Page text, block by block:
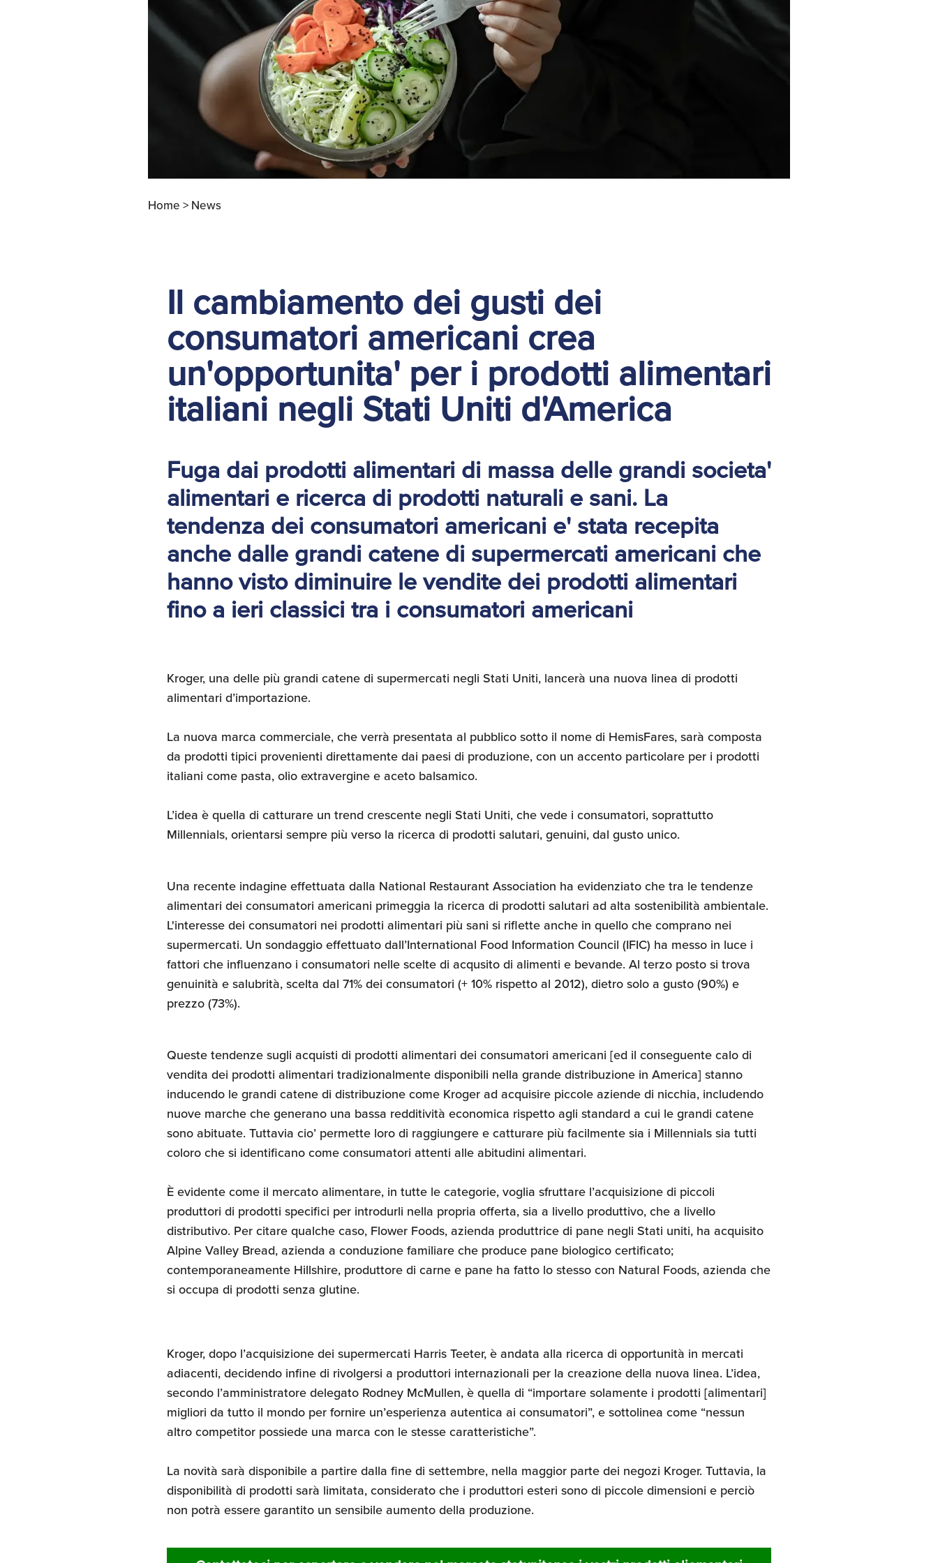
Apertura Ristoranti
negli Stati Uniti
Ricerche di Mercato
Assicurazioni, Permessi
Ricerca Personale e
Gestione Risorse
Umane
Home > News
Il cambiamento dei gusti dei
consumatori americani crea
un'opportunita' per i prodotti alimentari
italiani negli Stati Uniti d'America
Fuga dai prodotti alimentari di massa delle grandi societa'
alimentari e ricerca di prodotti naturali e sani. La
tendenza dei consumatori americani e' stata recepita
anche dalle grandi catene di supermercati americani che
hanno visto diminuire le vendite dei prodotti alimentari
fino a ieri classici tra i consumatori americani
Kroger, una delle più grandi catene di supermercati negli Stati Uniti, lancerà una nuova linea di prodotti
alimentari d’importazione.
La nuova marca commerciale, che verrà presentata al pubblico sotto il nome di HemisFares, sarà composta
da prodotti tipici provenienti direttamente dai paesi di produzione, con un accento particolare per i prodotti
italiani come pasta, olio extravergine e aceto balsamico.
L’idea è quella di catturare un trend crescente negli Stati Uniti, che vede i consumatori, soprattutto
Millennials, orientarsi sempre più verso la ricerca di prodotti salutari, genuini, dal gusto unico.
Una recente indagine effettuata dalla National Restaurant Association ha evidenziato che tra le tendenze
alimentari dei consumatori americani primeggia la ricerca di prodotti salutari ad alta sostenibilità ambientale.
L'interesse dei consumatori nei prodotti alimentari più sani si riflette anche in quello che comprano nei
supermercati. Un sondaggio effettuato dall’International Food Information Council (IFIC) ha messo in luce i
fattori che influenzano i consumatori nelle scelte di acqusito di alimenti e bevande. Al terzo posto si trova
genuinità e salubrità, scelta dal 71% dei consumatori (+ 10% rispetto al 2012), dietro solo a gusto (90%) e
prezzo (73%).
Queste tendenze sugli acquisti di prodotti alimentari dei consumatori americani [ed il conseguente calo di
vendita dei prodotti alimentari tradizionalmente disponibili nella grande distribuzione in America] stanno
inducendo le grandi catene di distribuzione come Kroger ad acquisire piccole aziende di nicchia, includendo
nuove marche che generano una bassa redditività economica rispetto agli standard a cui le grandi catene
sono abituate. Tuttavia cio’ permette loro di raggiungere e catturare più facilmente sia i Millennials sia tutti
coloro che si identificano come consumatori attenti alle abitudini alimentari.
È evidente come il mercato alimentare, in tutte le categorie, voglia sfruttare l’acquisizione di piccoli
produttori di prodotti specifici per introdurli nella propria offerta, sia a livello produttivo, che a livello
distributivo. Per citare qualche caso, Flower Foods, azienda produttrice di pane negli Stati uniti, ha acquisito
Alpine Valley Bread, azienda a conduzione familiare che produce pane biologico certificato;
contemporaneamente Hillshire, produttore di carne e pane ha fatto lo stesso con Natural Foods, azienda che
si occupa di prodotti senza glutine.
Kroger, dopo l’acquisizione dei supermercati Harris Teeter, è andata alla ricerca di opportunità in mercati
adiacenti, decidendo infine di rivolgersi a produttori internazionali per la creazione della nuova linea. L’idea,
secondo l’amministratore delegato Rodney McMullen, è quella di “importare solamente i prodotti [alimentari]
migliori da tutto il mondo per fornire un’esperienza autentica ai consumatori”, e sottolinea come “nessun
altro competitor possiede una marca con le stesse caratteristiche”.
La novità sarà disponibile a partire dalla fine di settembre, nella maggior parte dei negozi Kroger. Tuttavia, la
disponibilità di prodotti sarà limitata, considerato che i produttori esteri sono di piccole dimensioni e perciò
non potrà essere garantito un sensibile aumento della produzione.